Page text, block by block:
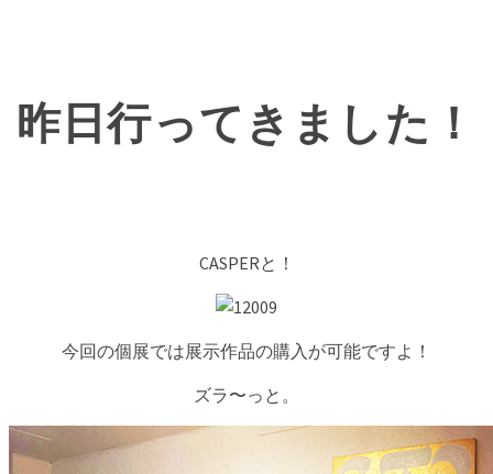
昨日行ってきました！
CASPERと！
今回の個展では展示作品の購入が可能ですよ！
ズラ〜っと。